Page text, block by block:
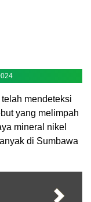
mendeteksi
yang melimpah
mineral nikel
di Sumbawa